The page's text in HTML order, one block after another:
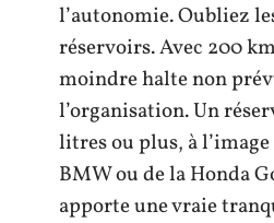
l’autonomie. Oubliez
réservoirs. Avec 200
moindre halte non
l’organisation. Un
litres ou plus, à
BMW ou de la Honda
apporte une vraie